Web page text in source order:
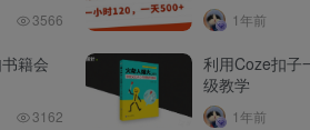
3566 1年前
籍会
3162
利用Coze扣子
级教学
1年前